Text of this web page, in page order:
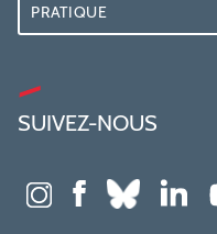
PRATIQUE
SUIVEZ-NOUS